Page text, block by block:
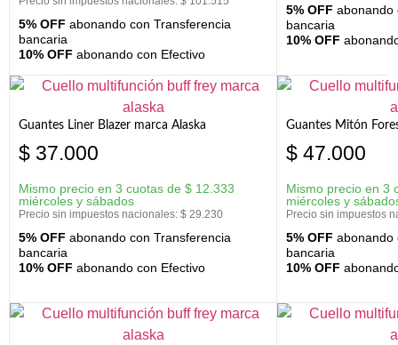
5% OFF abonando con Transferencia
bancaria
10% OFF abonando con Efectivo
5% OFF abonando
bancaria
10% OFF
Guantes Liner Blazer marca Alaska
$ 37.000
Mismo precio en 3 cuotas de $ 12.333
miércoles y sábados
Precio sin impuestos nacionales: $ 29.230
5% OFF abonando con Transferencia
bancaria
10% OFF abonando con Efectivo
Guantes Mitón
$ 47.000
Mismo precio en 3
miércoles y
Precio sin impuestos
5% OFF abonando
bancaria
10% OFF